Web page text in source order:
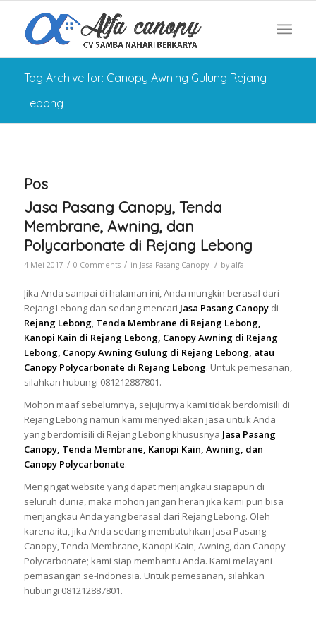
Tag Archive for: Canopy Awning Gulung Rejang
Lebong
Pos
Jasa Pasang Canopy, Tenda
Membrane, Awning, dan
Polycarbonate di Rejang Lebong
4 Mei 2017 / 0 Comments / in Jasa Pasang Canopy / by alfa
Jika Anda sampai di halaman ini, Anda mungkin berasal dari
Rejang Lebong dan sedang mencari Jasa Pasang Canopy di
Rejang Lebong, Tenda Membrane di Rejang Lebong,
Kanopi Kain di Rejang Lebong, Canopy Awning di Rejang
Lebong, Canopy Awning Gulung di Rejang Lebong, atau
Canopy Polycarbonate di Rejang Lebong. Untuk pemesanan,
silahkan hubungi 081212887801.
Mohon maaf sebelumnya, sejujurnya kami tidak berdomisili di
Rejang Lebong namun kami menyediakan jasa untuk Anda
yang berdomisili di Rejang Lebong khususnya Jasa Pasang
Canopy, Tenda Membrane, Kanopi Kain, Awning, dan
Canopy Polycarbonate.
Mengingat website yang dapat menjangkau siapapun di
seluruh dunia, maka mohon jangan heran jika kami pun bisa
menjangkau Anda yang berasal dari Rejang Lebong. Oleh
karena itu, jika Anda sedang membutuhkan Jasa Pasang
Canopy, Tenda Membrane, Kanopi Kain, Awning, dan Canopy
Polycarbonate; kami siap membantu Anda. Kami melayani
pemasangan se-Indonesia. Untuk pemesanan, silahkan
hubungi 081212887801.